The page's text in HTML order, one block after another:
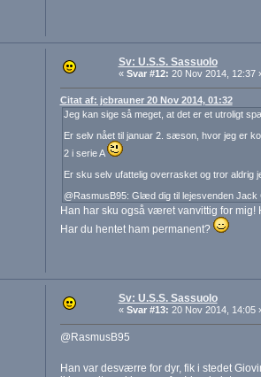
Sv: U.S.S. Sassuolo
« Svar #12: 20 Nov 2014, 12:37
Citat af: jcbrauner 20 Nov 2014, 01:32
Jeg kan sige så meget, at det er et utroligt
Er selv nået til januar 2. sæson, hvor jeg er
2 i serie A
Er sku selv ufattelig overrasket og tror aldrig
@RasmusB95: Glæd dig til lejesvenden
Han har sku også været vanvittig for
Har du hentet ham permanent?
Sv: U.S.S. Sassuolo
« Svar #13: 20 Nov 2014, 14:05
@RasmusB95
Han var desværre for dyr, fik i stedet